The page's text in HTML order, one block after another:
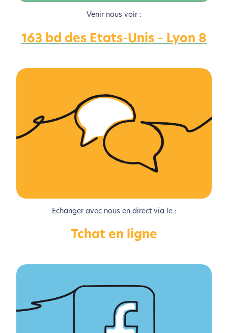
Nous avons développé ce site Internet dans le cadre
d’une démarche forte d’écoconception.
Si vous aussi vous souhaitez diminuer drastiquement
les besoins énergétiques nécessaires à votre
le parcourir dans son Mode
l’écoconception.
Venir nous voir :
163 bd des Etats-Unis – Lyon 8
Echanger avec nous en direct via le :
Tchat en ligne